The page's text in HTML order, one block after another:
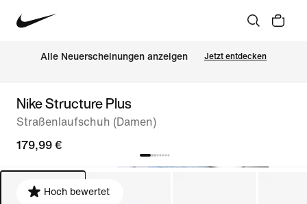
Alle Neuerscheinungen anzeigen Jetzt entdecken
Nike Structure Plus
Straßenlaufschuh (Damen)
179,99 €
Hoch bewertet